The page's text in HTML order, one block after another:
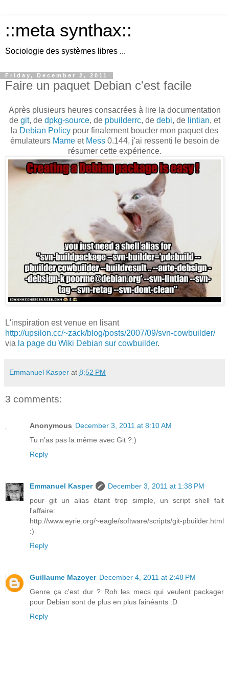
::meta synthax::
Sociologie des systèmes libres ...
Friday, December 2, 2011
Faire un paquet Debian c'est facile
Après plusieurs heures consacrées à lire la documentation
de git, de dpkg-source, de pbuilderrc, dedebi, de lintian, et
la Debian Policy pour finalement boucler mon paquet des
émulateurs Mameet Mess 0.144, j'ai ressenti le besoin de
résumer cette expérience.
L'inspiration est venue en lisant
http://upsilon.cc/~zack/blog/posts/2007/09/svn-cowbuilder/
via la page du Wiki Debian sur cowbuilder.
Emmanuel Kasper at 8:52 PM
3 comments:
Anonymous December 3, 2011 at 8:10 AM
Tu n'as pas la même avec Git ?:)
Reply
Emmanuel Kasper
December 3, 2011 at 1:38 PM
pour git un alias étant trop simple, un script shell fait
l'affaire:
http://www.eyrie.org/~eagle/software/scripts/git-pbuilder.html
:)
Reply
Guillaume Mazoyer December 4, 2011 at 2:48 PM
Genre ça c'est dur ? Roh les mecs qui veulent packager
pour Debian sont de plus en plus fainéants :D
Reply